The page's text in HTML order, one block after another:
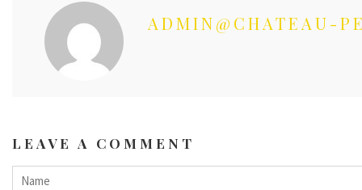
ADMIN@CHATEAU-
LEAVE A COMMENT